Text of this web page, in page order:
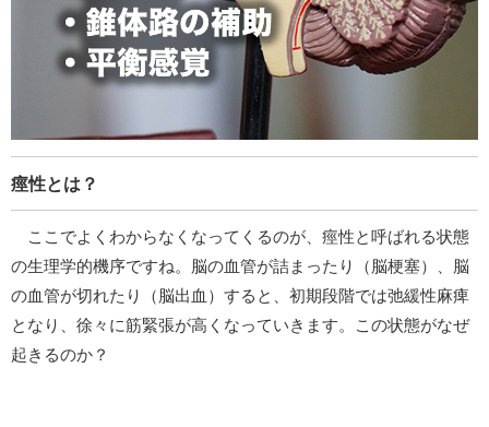
痙性とは？
ここでよくわからなくなってくるのが、痙性と呼ばれる状態
の生理学的機序ですね。脳の血管が詰まったり（脳梗塞）、脳
の血管が切れたり（脳出血）すると、初期段階では弛緩性麻痺
となり、徐々に筋緊張が高くなっていきます。この状態がなぜ
起きるのか？